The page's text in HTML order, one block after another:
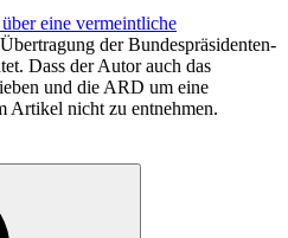
eine vermeintliche
der Bundespräsidenten-
Dass der Autor auch das
und die ARD um eine
Artikel nicht zu entnehmen.